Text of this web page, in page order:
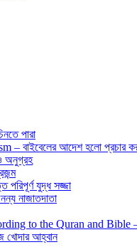
পারা
বাইবেলের আদেশ হলো প্রচার
অনুগ্রহ
যুদ্ধ সজ্জা
নাজাতদাতা
to the Quran and Bible –
আহ্বান